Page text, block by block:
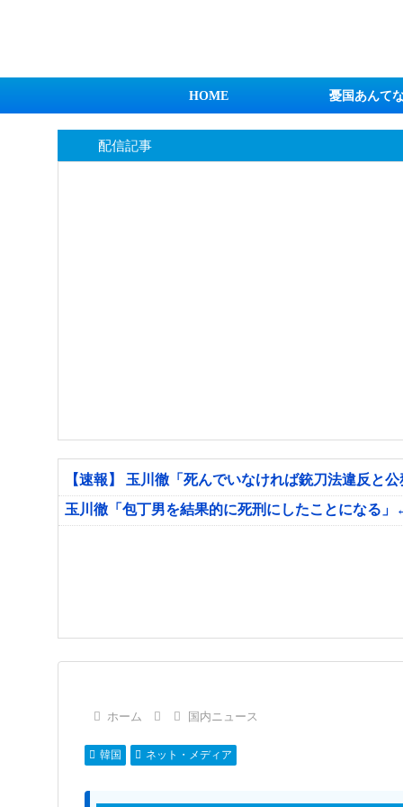
HOME 憂国あんて
配信記事
【速報】 玉川徹「死んでいなければ銃刀法違反と
玉川徹「包丁男を結果的に死刑にしたことになる
ホーム 国内ニュース
韓国 ネット・メディア